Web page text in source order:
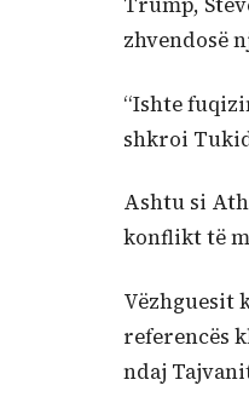
zhvendosë
“Ishte
shkroi
Ashtu si
konflikt të
Vëzhguesit
referencës
ndaj